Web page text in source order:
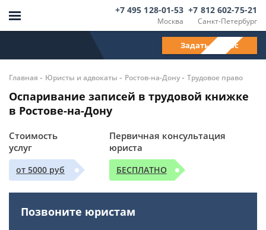
Москва
+7 495 128-01-53
Санкт-Петербург
+7 812 602-75-21
Задать вопрос
Главная - Юристы и адвокаты - Ростов-на-Дону- Трудовое право
Оспаривание записей в трудовой книжке
в Ростове-на-Дону
Стоимость
услуг
от 5000 руб
Первичная консультация
юриста
БЕСПЛАТНО
Позвоните юристам